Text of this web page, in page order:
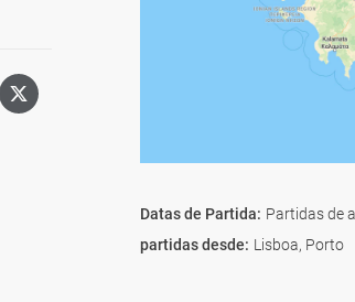
Datas de Partida: Partidas de
partidas desde: Lisboa, Porto